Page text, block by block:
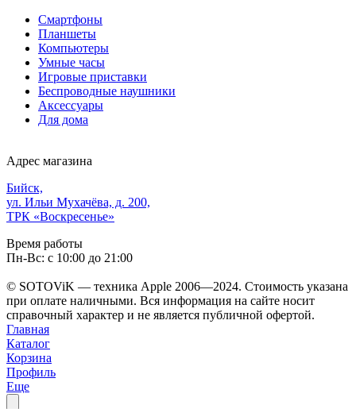
Смартфоны
Планшеты
Компьютеры
Умные часы
Игровые приставки
Беспроводные наушники
Аксессуары
Для дома
Адрес магазина
Бийск,
ул. Ильи Мухачёва, д. 200,
ТРК «Воскресенье»
Время работы
Пн-Вс: с 10:00 до 21:00
© SOTOViK — техника Apple 2006—2024. Стоимость указана
при оплате наличными. Вся информация на сайте носит
справочный характер и не является публичной офертой.
Главная
Каталог
Корзина
Профиль
Еще